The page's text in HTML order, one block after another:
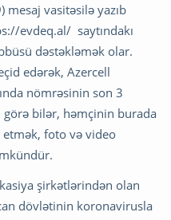
mesaj vasitəsilə yazıb
evdeq.al/ saytındakı
dəstəkləmək olar.
edərək, Azercell
nömrəsinin son 3
bilər, həmçinin burada
foto və video
şirkətlərindən olan
dövlətinin koronavirusla